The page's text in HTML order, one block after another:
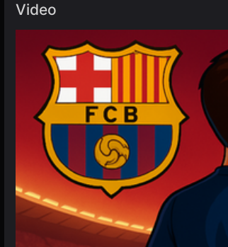
Video